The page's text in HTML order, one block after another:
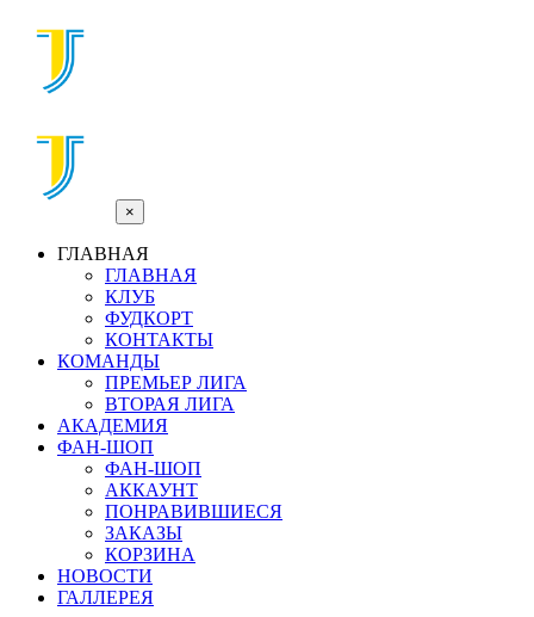
×
ГЛАВНАЯ
ГЛАВНАЯ
КЛУБ
ФУДКОРТ
КОНТАКТЫ
КОМАНДЫ
ПРЕМЬЕР ЛИГА
ВТОРАЯ ЛИГА
АКАДЕМИЯ
ФАН-ШОП
ФАН-ШОП
АККАУНТ
ПОНРАВИВШИЕСЯ
ЗАКАЗЫ
КОРЗИНА
НОВОСТИ
ГАЛЛЕРЕЯ